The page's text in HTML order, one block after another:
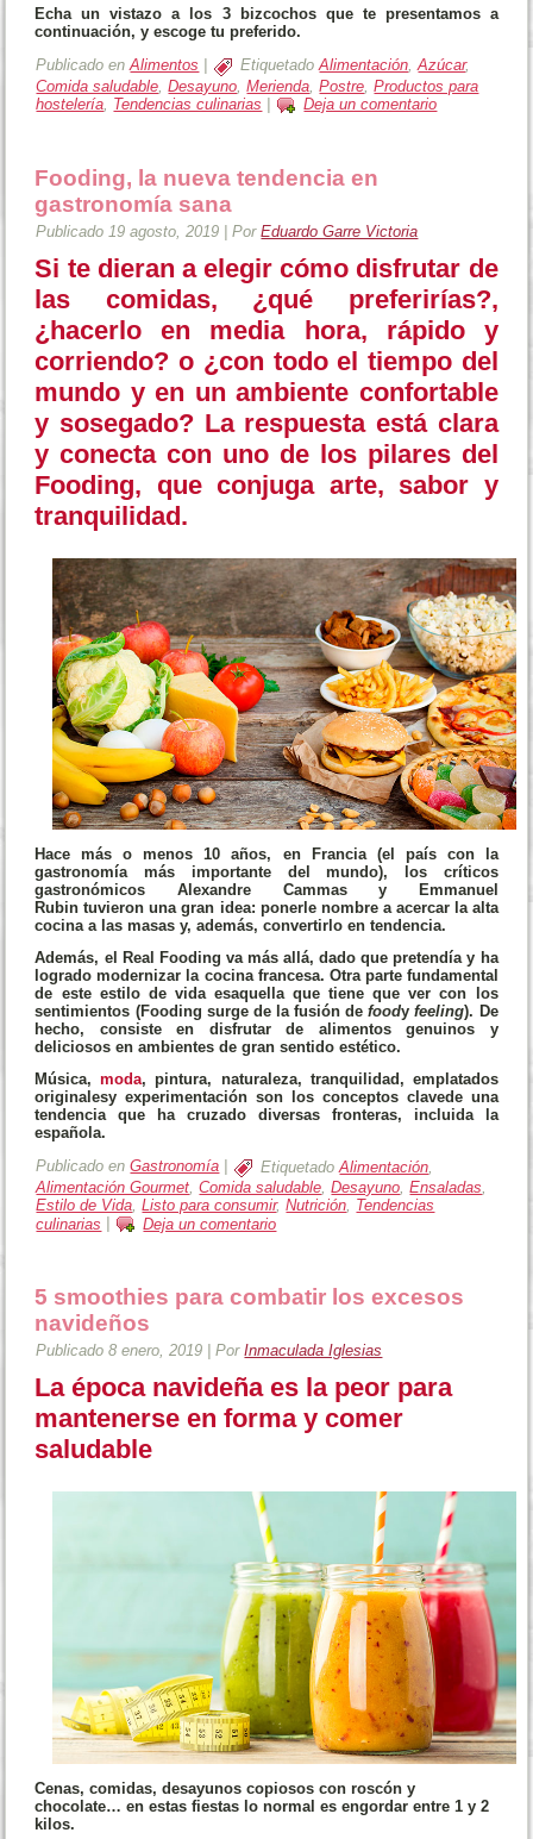
Echa un vistazo a los 3 bizcochos que te presentamos a
continuación, y escoge tu preferido.
Publicado en Alimentos Etiquetado Alimentación,Azúcar,
Comida saludable ,Desayuno ,Merienda ,Postre ,Productos para
hostelería, Tendencias culinarias Deja un comentario
Fooding, la nueva tendencia en
gastronomía sana
Publicado 19 agosto, 2019 |Por Eduardo Garre Victoria
Si te dieran a elegir cómo disfrutar de
las comidas, ¿qué preferirías?,
¿hacerlo en media hora, rápido y
corriendo? o ¿con todo el tiempo del
mundo y en un ambiente confortable
y sosegado? La respuesta está clara
y conecta con uno de los pilares del
Fooding, que conjuga arte, sabor y
tranquilidad.
Hace más o menos 10 años, en Francia (el país con la
gastronomía más importante del mundo), los críticos
gastronómicos Alexandre Cammas y Emmanuel
Rubintuvieron una gran idea: ponerle nombre a acercar la alta
cocina a las masasy, además, convertirlo en tendencia.
Además, el Real Fooding va más allá, dado que pretendía y ha
logradomodernizar la cocina francesa. Otra parte fundamental
de este estilo de vida esaquella que tiene que ver con los
sentimientos (Fooding surge de la fusión defoodyfeeling). De
hecho, consiste en disfrutar de alimentos genuinos y
deliciososen ambientes de gran sentido estético.
Música,moda, pintura, naturaleza, tranquilidad, emplatados
originalesy experimentación son los conceptos clavede una
tendencia que ha cruzado diversas fronteras, incluida la
española.
Publicado en Gastronomía Etiquetado Alimentación
Alimentación Gourmet,Comida saludable,Desayuno,Ensaladas,
Estilo de Vida,Listo para consumir,Nutrición, Tendencias
culinarias
Deja un comentario
5 smoothies para combatir los excesos
navideños
Publicado 8 enero, 2019 |Por Inmaculada Iglesias
La época navideña es la peor para
mantenerse en forma y comer
saludable
Cenas, comidas, desayunos copiosos con roscón y
chocolate…en estas fiestas lo normal es engordar entre 1 y 2
kilos.